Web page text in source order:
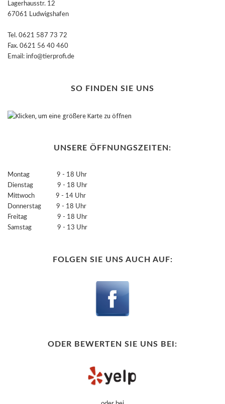
Lagerhausstr. 12
67061 Ludwigshafen
Tel. 0621 587 73 72
Fax. 0621 56 40 460
Email: info@tierprofi.de
SO FINDEN SIE UNS
UNSERE ÖFFNUNGSZEITEN:
Montag 9 - 18 Uhr
Dienstag 9 - 18 Uhr
Mittwoch 9 - 14 Uhr
Donnerstag 9 - 18 Uhr
Freitag 9 - 18 Uhr
Samstag 9 - 13 Uhr
FOLGEN SIE UNS AUCH AUF:
ODER BEWERTEN SIE UNS BEI: